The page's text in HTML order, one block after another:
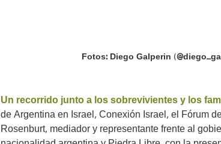
Fotos: Diego Galperin (
Un recorrido junto a los sobrevivientes y los
de Argentina en Israel, Conexión Israel, el Fórum
Rosenburt, mediador y representante frente al